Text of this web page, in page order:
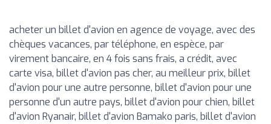
acheter un billet d'avion en agence de voyage, avec des
chèques vacances, par téléphone, en espèce, par
virement bancaire, en 4 fois sans frais, a crédit, avec
carte visa, billet d'avion pas cher, au meilleur prix, billet
d'avion pour une autre personne, billet d'avion pour une
personne d'un autre pays, billet d'avion pour chien, billet
d'avion Ryanair, billet d'avion Bamako paris, billet d'avion